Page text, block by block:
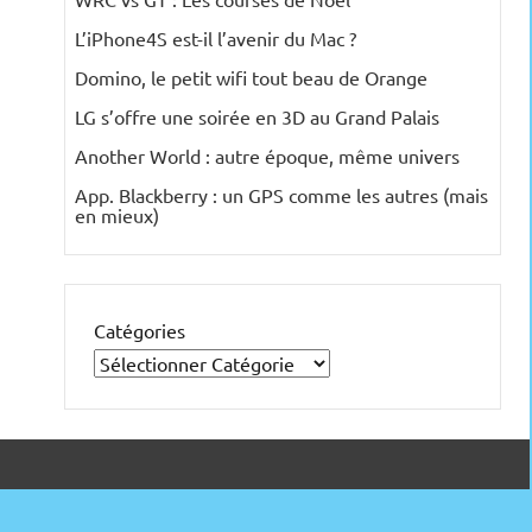
L’iPhone4S est-il l’avenir du Mac ?
Domino, le petit wifi tout beau de Orange
LG s’offre une soirée en 3D au Grand Palais
Another World : autre époque, même univers
App. Blackberry : un GPS comme les autres (mais
en mieux)
Catégories